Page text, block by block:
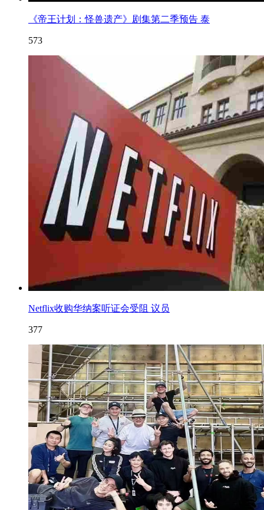
《帝王计划：怪兽遗产》剧集第二季预告 泰
573
Netflix收购华纳案听证会受阻 议员
377